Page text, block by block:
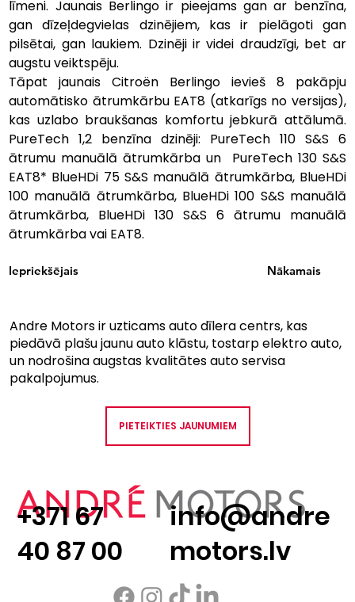
līmeni. Jaunais Berlingo ir pieejams gan ar benzīna,
gan dīzeļdegvielas dzinējiem, kas ir pielāgoti gan
pilsētai, gan laukiem. Dzinēji ir videi draudzīgi, bet ar
augstu veiktspēju.
Tāpat jaunais Citroën Berlingo ievieš 8 pakāpju
automātisko ātrumkārbu EAT8 (atkarīgs no versijas),
kas uzlabo braukšanas komfortu jebkurā attālumā.
PureTech 1,2 benzīna dzinēji: PureTech 110 S&S 6
ātrumu manuālā ātrumkārba un  PureTech 130 S&S
EAT8* BlueHDi 75 S&S manuālā ātrumkārba, BlueHDi
100 manuālā ātrumkārba, BlueHDi 100 S&S manuālā
ātrumkārba, BlueHDi 130 S&S 6 ātrumu manuālā
ātrumkārba vai EAT8.
Iepriekšējais Nākamais
Andre Motors ir uzticams auto dīlera centrs, kas
piedāvā plašu jaunu auto klāstu, tostarp elektro auto,
un nodrošina augstas kvalitātes auto servisa
pakalpojumus.
PIETEIKTIES JAUNUMIEM
+371 67
40 87 00
info@andre
motors.lv